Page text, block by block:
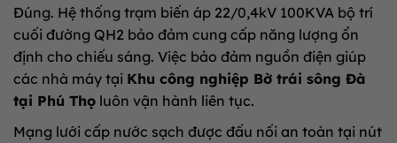
Đúng. Hệ thống trạm biến áp 22/0,4kV 100KVA bộ trí
cuối đường QH2 bảo đảm cung cấp năng lượng ổn
định cho chiếu sáng. Việc bảo đảm nguồn điện giúp
các nhà máy tại Khu công nghiệp Bờ trái sông Đà
tại Phú Thọ luôn vận hành liên tục.
Mạng lưới cấp nước sạch được đấu nối an toàn tại nút